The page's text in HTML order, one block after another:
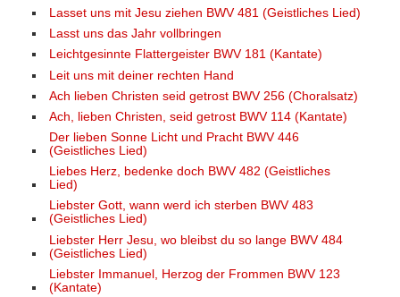
Lasset uns mit Jesu ziehen BWV 481 (Geistliches Lied)
Lasst uns das Jahr vollbringen
Leichtgesinnte Flattergeister BWV 181 (Kantate)
Leit uns mit deiner rechten Hand
Ach lieben Christen seid getrost BWV 256 (Choralsatz)
Ach, lieben Christen, seid getrost BWV 114 (Kantate)
Der lieben Sonne Licht und Pracht BWV 446
(Geistliches Lied)
Liebes Herz, bedenke doch BWV 482 (Geistliches
Lied)
Liebster Gott, wann werd ich sterben BWV 483
(Geistliches Lied)
Liebster Herr Jesu, wo bleibst du so lange BWV 484
(Geistliches Lied)
Liebster Immanuel, Herzog der Frommen BWV 123
(Kantate)